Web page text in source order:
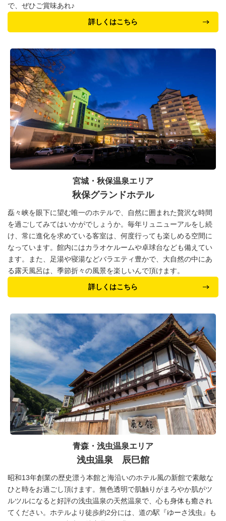
で、ぜひご賞味あれ♪
詳しくはこちら
宮城・秋保温泉エリア
秋保グランドホテル
磊々峡を眼下に望む唯一のホテルで、自然に囲まれた贅沢な時間
を過ごしてみてはいかがでしょうか。毎年リュニューアルをし続
け、常に進化を求めている客室は、何度行っても楽しめる空間に
なっています。館内にはカラオケルームや卓球台なども備えてい
ます。また、足湯や寝湯などバラエティ豊かで、大自然の中にあ
る露天風呂は、季節折々の風景を楽しいんで頂けます。
詳しくはこちら
青森・浅虫温泉エリア
浅虫温泉 辰巳館
昭和13年創業の歴史漂う本館と海沿いのホテル風の新館で素敵な
ひと時をお過ごし頂けます。無色透明で肌触りがまろやか肌がツ
ルツルになると好評の浅虫温泉の天然温泉で、心も身体も癒され
てください。ホテルより徒歩約2分には、道の駅『ゆーさ浅虫』も